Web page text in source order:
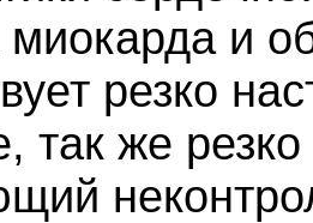
и
резко
так же